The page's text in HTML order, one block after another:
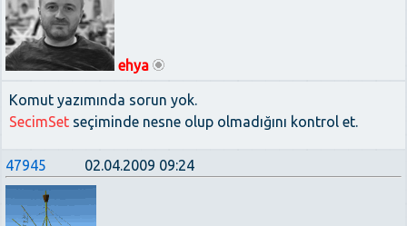
ehya
Komut yazımında sorun yok.
SecimSet seçiminde nesne olup olmadığını kontrol et.
47945 02.04.2009 09:24